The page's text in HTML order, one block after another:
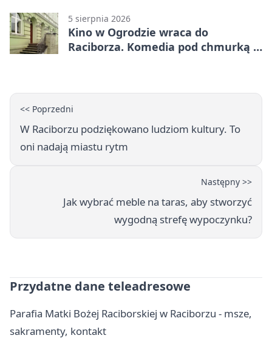
5 sierpnia 2026
Kino w Ogrodzie wraca do
Raciborza. Komedia pod chmurką w
<< Poprzedni
W Raciborzu podziękowano ludziom kultury. To
oni nadają miastu rytm
Następny >>
Jak wybrać meble na taras, aby stworzyć
wygodną strefę wypoczynku?
Przydatne dane teleadresowe
Parafia Matki Bożej Raciborskiej w Raciborzu - msze,
sakramenty, kontakt